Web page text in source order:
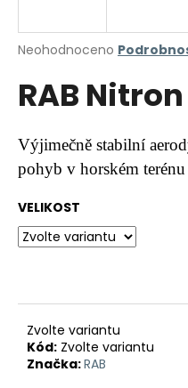
Průměrné
produktu
je
5
hvězdiček.
Neohodnoceno
RAB
Výjimečně stabilní
pohyb v horském
VELIKOST
Zvolte variantu
Kód: Zvolte variantu
Značka:RAB
j
t
?
o
p
o